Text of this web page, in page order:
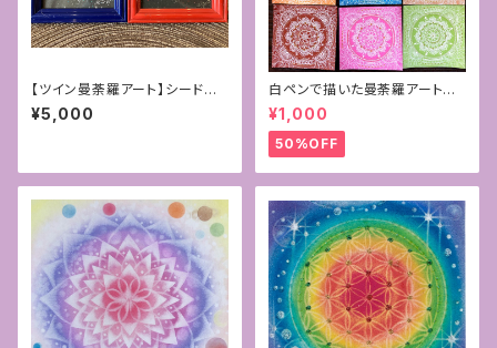
【ツイン曼荼羅アート】シードオ
ブライフ~生命の種子~2枚組
¥5,000
白ペンで描いた曼荼羅アート原
画
¥1,000
50%OFF